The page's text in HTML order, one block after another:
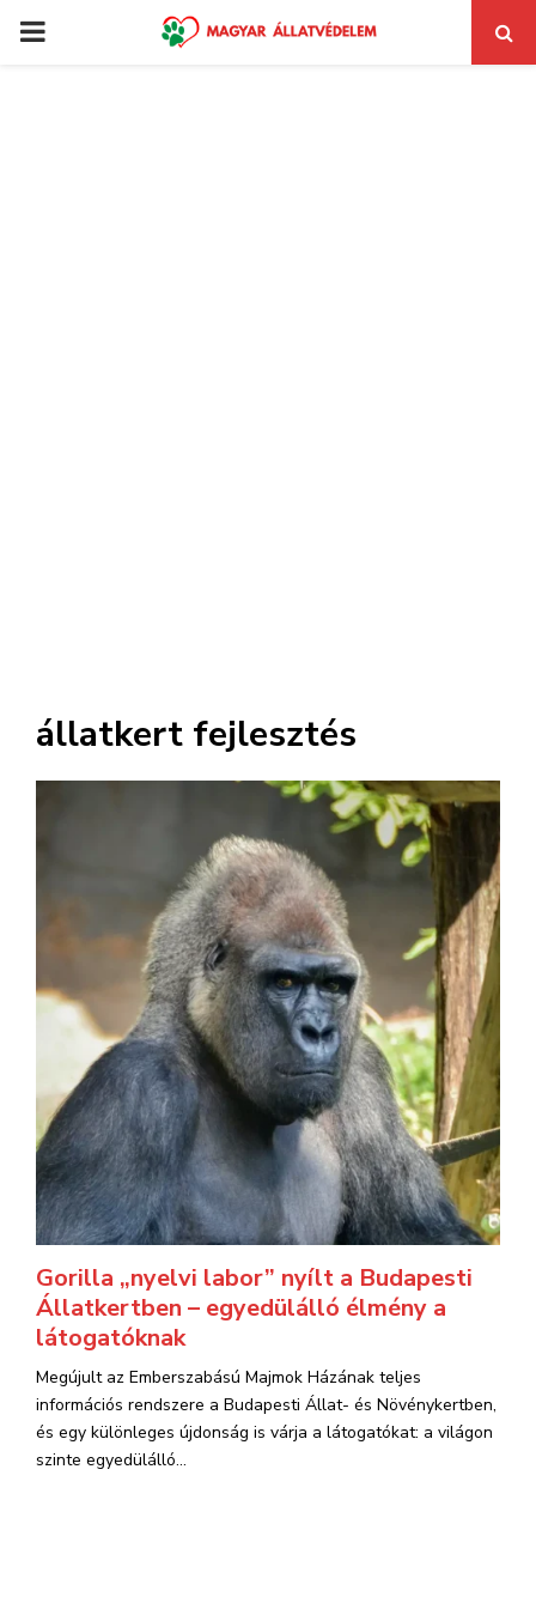
PRIMARY
állatkert fejlesztés
Gorilla „nyelvi labor” nyílt a Budapesti
Állatkertben – egyedülálló élmény a
látogatóknak
Megújult az Emberszabású Majmok Házának teljes
információs rendszere a Budapesti Állat- és Növénykertben,
és egy különleges újdonság is várja a látogatókat: a világon
szinte egyedülálló...